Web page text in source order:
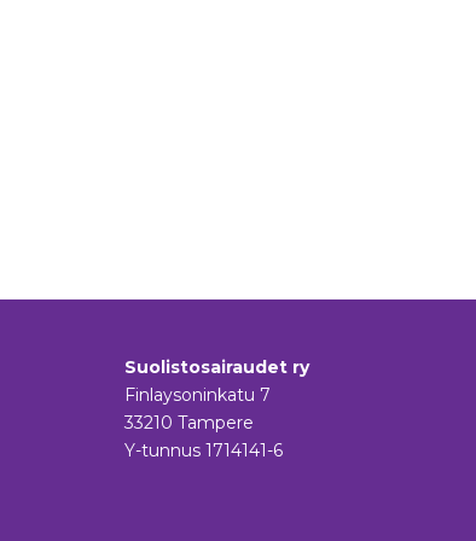
Suolistosairaudet ry
Finlaysoninkatu 7
33210 Tampere
Y-tunnus 1714141-6